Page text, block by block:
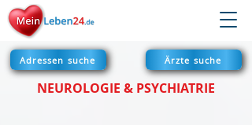
Adressen suche Ärzte suche
NEUROLOGIE & PSYCHIATRIE